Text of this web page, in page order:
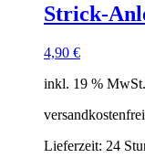
Strick-
4,90 €
inkl. 19 % MwSt.
versandkostenfrei
Lieferzeit: 24